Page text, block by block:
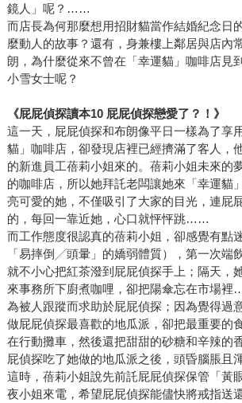
鏡人」呢？……
而店長為何那麼想用招財貓當作結婚紀念日
麼動人的故事？還有，身兼樓上鄰居與店內
朗，為什麼從來不曾在「幸運貓」咖啡店見
小雪女士呢？
《屁屁偵探讀本10 屁屁偵探戀愛了？！》
這一天，屁屁偵探和布朗像平日一樣為了享
貓」咖啡店，卻發現店裡已經擠滿了客人，
的新進員工蓓莉小姐來的。蓓莉小姐未來的
的咖啡店，所以她拜託老闆讓她來「幸運貓
亮可愛的她，不僅吸引了大家的目光，連屁
的，每回一靠近她，心口就怦怦跳……
而工作態度很認真的蓓莉小姐，卻感覺有點
「易摔倒╱頭暈」的嬌弱體質），第一次端
就不小心把紅茶潑到屁屁偵探手上；隔天，
來事務所下廚煮咖哩，卻把陽傘忘在市場
為被人跟蹤而求助於屁屁偵探；因為覺得過
做屁屁偵探最喜歡的地瓜派，卻把最重要的
在行動攤車，然後還把甜甜的砂糖和辛辣的
屁偵探吃了她做的地瓜派之後，頭昏腦脹
這時，蓓莉小姐說先前託屁屁偵探保管「黃
夜小姐來電，希望屁屁偵探能儘快將戒指送